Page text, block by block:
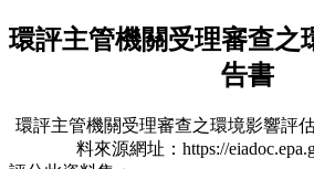
環評主管機關受理審查之
告書
環評主管機關受理審查之環境影響評
料來源網址：https://